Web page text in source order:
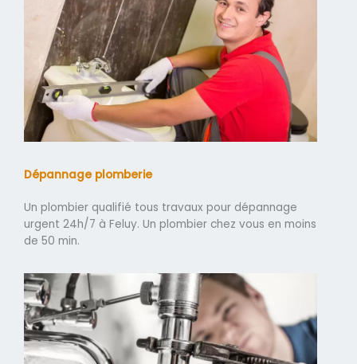
Dépannage plomberie
Un plombier qualifié tous travaux pour dépannage
urgent 24h/7 à Feluy. Un plombier chez vous en moins
de 50 min.